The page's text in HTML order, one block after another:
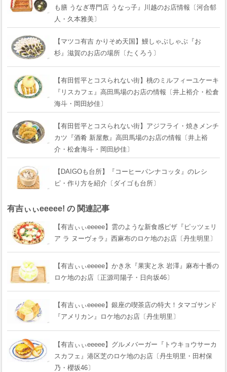
も膳 うなぎ専門店 うなっ子』川越のお店情報〔河合郁
人・久本雅美〕
【マツコ有吉 かりそめ天国】鰻しゃぶしゃぶ『おゝ
杉』滋賀のお店の場所〔たくろう〕
【有田哲平とコスられない街】桃のミルフィーユケーキ
『リスカフェ』高田馬場のお店の情報〔井上裕介・松倉
海斗・岡田紗佳〕
【有田哲平とコスられない街】アジフライ・焼きメンチ
カツ『酒肴 新屋敷』高田馬場のお店の情報〔井上裕
介・松倉海斗・岡田紗佳〕
【DAIGOも台所】『コーヒーパンナコッタ』のレシ
ピ・作り方を紹介〔ダイゴも台所〕
有吉ぃぃeeeee! の 関連記事
【有吉ぃぃeeeee】雲のような新食感ピザ『ピッツェリ
ア ラ ヌーヴォラ』西麻布のロケ地のお店〔丹生明里〕
【有吉ぃぃeeeee】かき氷『果実と氷 岩澤』麻布十番の
ロケ地のお店〔正源司陽子・日向坂46〕
【有吉ぃぃeeeee】銀座の喫茶店の特大！タマゴサンド
『アメリカン』ロケ地のお店〔丹生明里〕
【有吉ぃぃeeeee】グルメバーガー『トウキョウサーカ
スカフェ』港区芝のロケ地のお店〔丹生明里・田村保
乃・櫻坂46〕